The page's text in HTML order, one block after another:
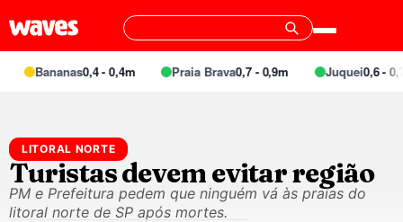
Bananas0,4 - 0,4m Praia Brava0,7 - 0,9m Juquei0,6 -
LITORAL NORTE
Turistas devem evitar região
PM e Prefeitura pedem que ninguém vá às praias do
litoral norte de SP após mortes.